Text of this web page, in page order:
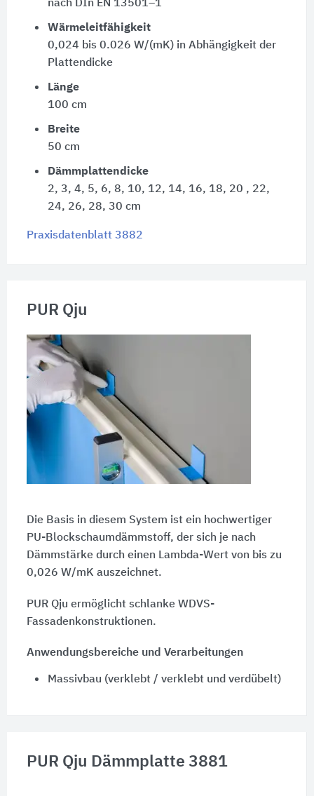
nach DIn EN 13501–1
Wärmeleitfähigkeit
0,024 bis 0.026 W/(mK) in Abhängigkeit der
Plattendicke
Länge
100 cm
Breite
50 cm
Dämmplattendicke
2, 3, 4, 5, 6, 8, 10, 12, 14, 16, 18, 20 , 22,
24, 26, 28, 30 cm
Praxisdatenblatt 3882
PUR Qju
Die Basis in diesem System ist ein hochwertiger
PU-Blockschaumdämmstoff, der sich je nach
Dämmstärke durch einen Lambda-Wert von bis zu
0,026 W/mK auszeichnet.
PUR Qju ermöglicht schlanke WDVS-
Fassadenkonstruktionen.
Anwendungsbereiche und Verarbeitungen
Massivbau (verklebt / verklebt und verdübelt)
PUR Qju Dämmplatte 3881